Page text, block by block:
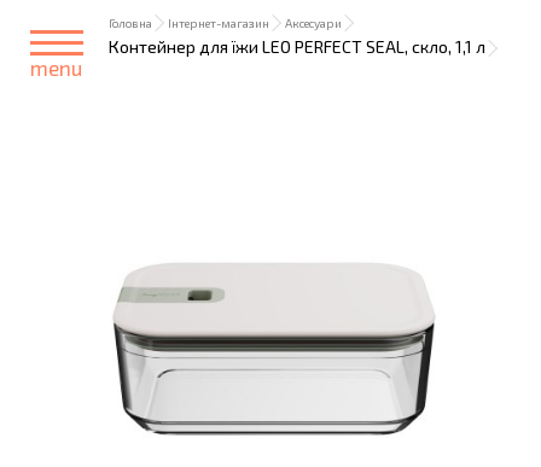
menu
Головна Інтернет-магазин Аксесуари
Контейнер для їжи LEO PERFECT SEAL, скло, 1,1 л